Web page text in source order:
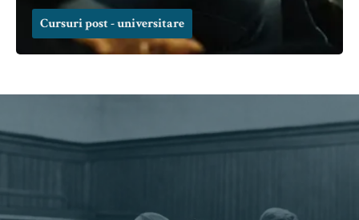
Cursuri post - universitare